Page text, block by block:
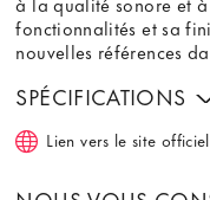
fonctionnalités et sa
nouvelles références
SPÉCIFICATIONS
Lien vers le site officiel